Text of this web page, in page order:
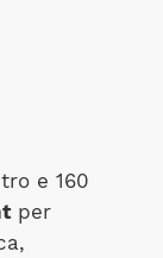
e 160
per